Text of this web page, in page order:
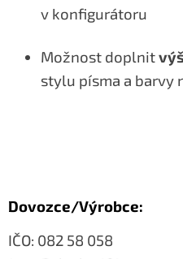
v konfigurátoru
Možnost doplnit
stylu písma a barvy
Dovozce/Výrobce:
IČO: 082 58 058